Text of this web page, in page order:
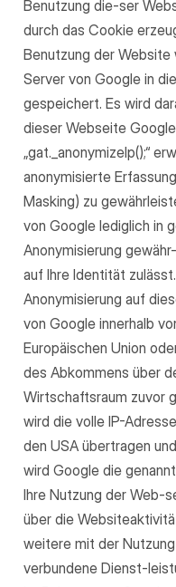
Benutzung die-ser
durch das Cookie
Benutzung der Website
Server von Google in
gespeichert. Es wird
dieser Webseite
„gat._anonymizeIp();“
anonymisierte
Masking) zu
von Google lediglich in
Anonymisierung
auf Ihre Identität
Anonymisierung auf
von Google innerhalb
Europäischen Union
des Abkommens über
Wirtschaftsraum zuvor
wird die volle IP-
den USA übertragen
wird Google die
Ihre Nutzung der Web-
über die
weitere mit der
verbundene Dienst-